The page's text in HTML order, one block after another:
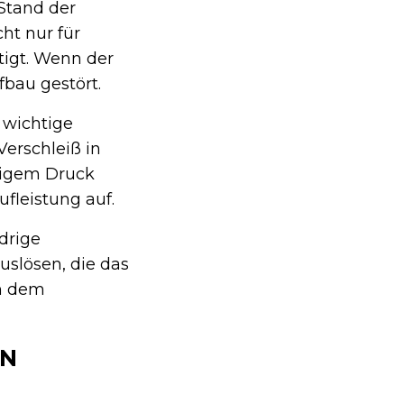
der
nur für
Wenn der
gestört.
wichtige
in
Druck
auf.
die das
dem